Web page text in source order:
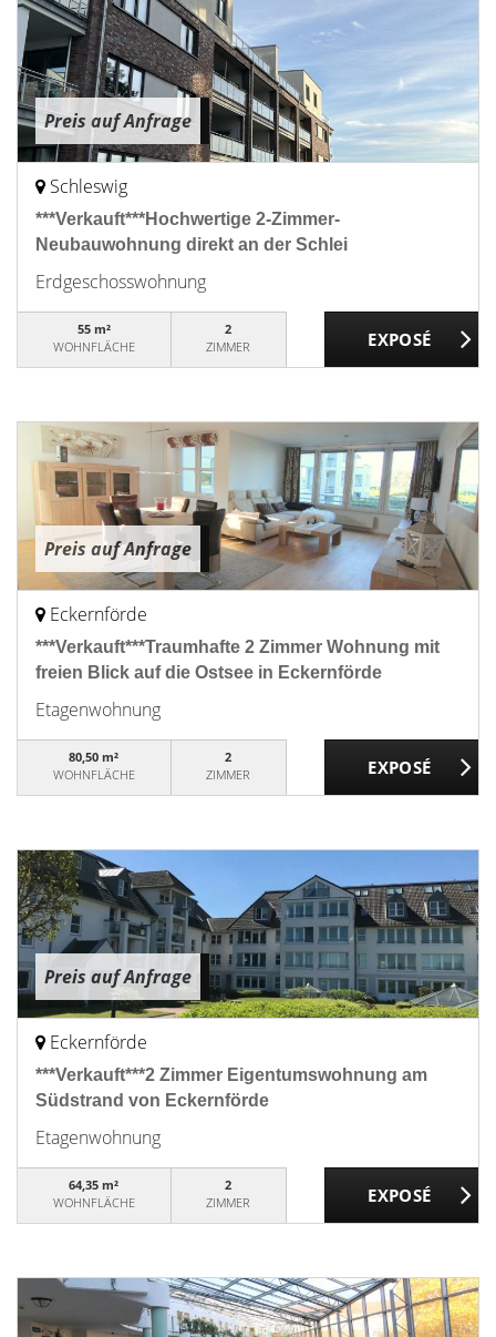
Preis auf Anfrage
Schleswig
***Verkauft***Hochwertige 2-Zimmer-
Neubauwohnung direkt an der Schlei
Erdgeschosswohnung
55 m²
WOHNFLÄCHE
2
ZIMMER
Preis auf Anfrage
Eckernförde
***Verkauft***Traumhafte 2 Zimmer Wohnung mit
freien Blick auf die Ostsee in Eckernförde
Etagenwohnung
80,50 m²
WOHNFLÄCHE
2
ZIMMER
Preis auf Anfrage
Eckernförde
***Verkauft***2 Zimmer Eigentumswohnung am
Südstrand von Eckernförde
Etagenwohnung
64,35 m²
WOHNFLÄCHE
2
ZIMMER